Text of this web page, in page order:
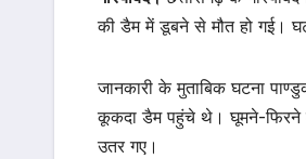
की डैम में डूबने से मौत हो गई।
जानकारी के मुताबिक घटना
कूकदा डैम पहुंचे थे। घूमने-फिरने
उतर गए।